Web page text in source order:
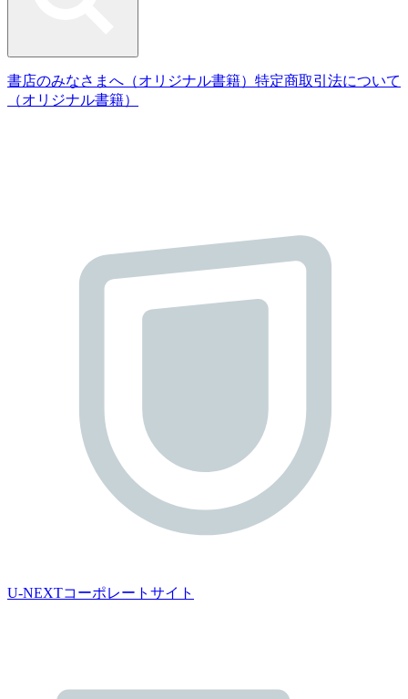
書店のみなさまへ（オリジナル書籍） 特定商取引法について
（オリジナル書籍）
U-NEXTコーポレートサイト